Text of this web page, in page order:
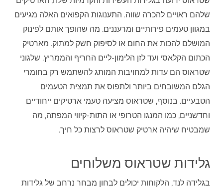
שלהם ראויים להכרה שווה. התענוגות הקפואים האלה מגיעים
במגוון טעמים פירותיים ומרעננים. מה שהופך אותם לפינוק
המושלם להכות את החום או לסיפוק חשק למתוק. מארטיק
הכתום הקלאסי ועד לזן הלימון-ליים החריף והממריץ. שלגוני
שטראוס הם עדות למחויבות המותג להשתמש רק בחומרי
הגלם המשובחים ביותר ולתפוס את תמצית הטעמים
הטבעיים. בנוסף, שטראוס מציעה טעמי ארטיקים ייחודיים
וחדשניים, כמו המנגו הטרופי או התות-קיווי המפתה, מה
שמבטיח שיהיה ארטיק שטראוס לרצות כל חיך.
גלידות שטראוס משלוחים
בגלידה לנד, הלקוחות יכולים לבחון מבחר נרחב של גלידות